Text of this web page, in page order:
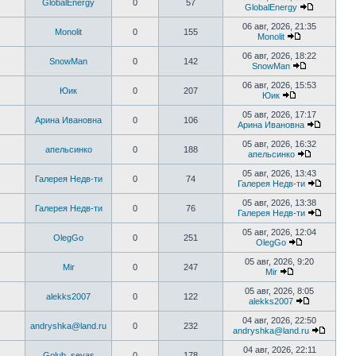
GlobalEnergy 0 57
GlobalEnergy
Перейти
к
Monolit 0 155
06 авг, 2026, 21:35
Monolit
Перейти
к
последнему
SnowMan 0 142
06 авг, 2026, 18:22
SnowMan
Перейти
к
Юик 0 207
06 авг, 2026, 15:53
Юик
Перейти
к
последнему
Арина Ивановна 0 106
05 авг, 2026, 17:17
Арина Ивановна
Перейти
апельсинко 0 188
05 авг, 2026, 16:32
апельсинко
Перейти
к
Галерея Недв-ти 0 74
05 авг, 2026, 13:43
Галерея Недв-ти
Перейти
Галерея Недв-ти 0 76
05 авг, 2026, 13:38
Галерея Недв-ти
Перейти
OlegGo 0 251
05 авг, 2026, 12:04
OlegGo
Перейти
к
Mir 0 247
05 авг, 2026, 9:20
Mir
Перейти
к
последнему
alekks2007 0 122
05 авг, 2026, 8:05
alekks2007
Перейти
к
andryshka@land.ru 0 232
04 авг, 2026, 22:50
andryshka@land.ru
04 авг, 2026, 22:11